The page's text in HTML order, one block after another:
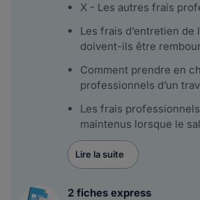
X - Les autres frais
Les frais d’entretien de
doivent-ils être
Comment prendre en
professionnels d’un
Les frais
maintenus lorsque le
Lire la suite
2 fiches express